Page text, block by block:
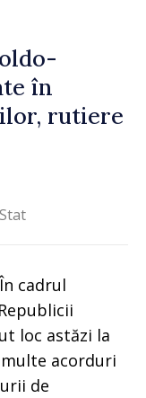
în
rutiere
cadrul
loc astăzi la
acorduri
de